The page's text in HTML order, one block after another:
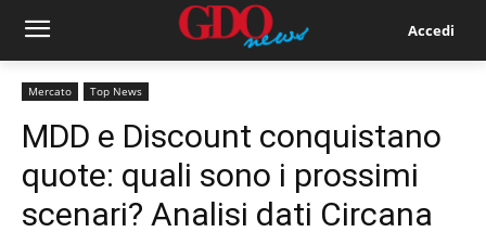
Accedi
Mercato Top News
MDD e Discount conquistano
quote: quali sono i prossimi
scenari? Analisi dati Circana